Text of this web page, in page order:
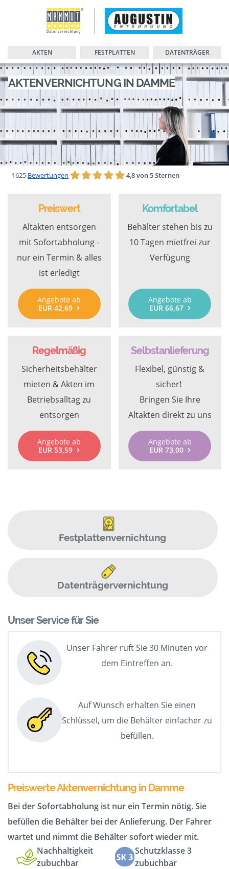
AKTEN FESTPLATTEN DATENTRÄGER
AKTENVERNICHTUNG IN DAMME
1625 Bewertungen 4,8 von 5 Sternen
Preiswert
Altakten entsorgen
mit Sofortabholung -
nur ein Termin & alles
ist erledigt
Angebote ab
EUR 42,69
Komfortabel
Behälter stehen bis zu
10 Tagen mietfrei zur
Verfügung
Angebote ab
EUR 66,67
Regelmäßig
Sicherheitsbehälter
mieten & Akten im
Betriebsalltag zu
entsorgen
Angebote ab
EUR 53,59
Selbstanlieferung
Flexibel, günstig &
sicher!
Bringen Sie Ihre
Altakten direkt zu uns
Angebote ab
EUR 73,00
Festplattenvernichtung
Datenträgervernichtung
Unser Service für Sie
Unser Fahrer ruft Sie 30 Minuten vor
dem Eintreffen an.
Auf Wunsch erhalten Sie einen
Schlüssel, um die Behälter einfacher zu
befüllen.
Preiswerte Aktenvernichtung in Damme
Bei der Sofortabholung ist nur ein Termin nötig. Sie
befüllen die Behälter bei der Anlieferung. Der Fahrer
wartet und nimmt die Behälter sofort wieder mit.
Nachhaltigkeit
zubuchbar
Schutzklasse 3
zubuchbar